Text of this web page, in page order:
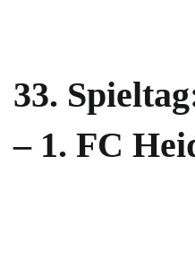
33.
– 1. FC